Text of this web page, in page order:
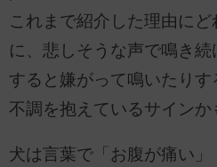
これまで紹介した理由に
に、悲しそうな声で鳴き
すると嫌がって鳴いたり
不調を抱えているサインか
犬は言葉で「お腹が痛い